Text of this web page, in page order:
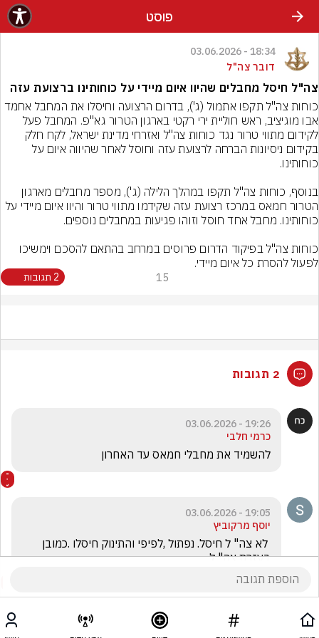
פוסט
18:34 - 03.06.2026
דובר צה"ל
צה"ל חיסל מחבלים שהיוו איום מיידי על כוחותינו ברצועת עזה
בקידום ניסיונות הברחה לרצועת עזה וחוסל לאחר שהיווה איום על
הטרור חמאס במרכז רצועת עזה שקידמו מתווי טרור והיוו איום מיידי על
לפעול להסרת כל איום מיידי.
15 2 תגובות
2 תגובות
19:26 - 03.06.2026
כרמי חלבי
להשמיד את מחבלי חמאס עד האחרון
19:05 - 03.06.2026
יוסף מרקוביץ
בעזרת צה" ל.